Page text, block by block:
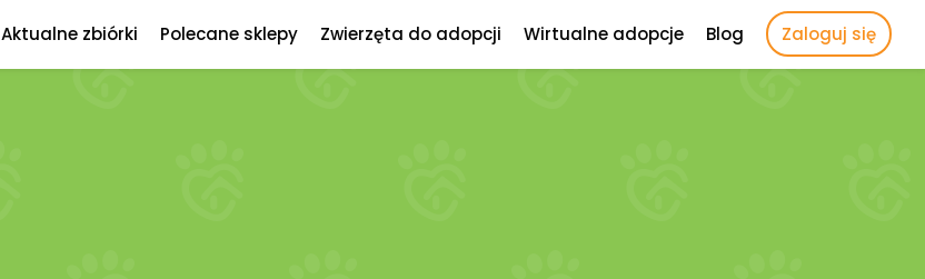
Aktualne zbiórki Polecane sklepy Zwierzęta do adopcji Wirtualne adopcje Blog Zaloguj się